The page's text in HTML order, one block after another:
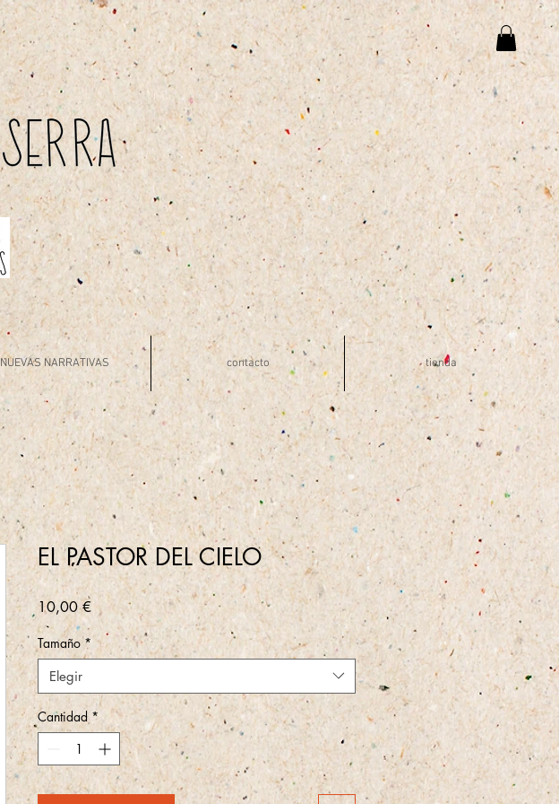
NUEVAS NARRATIVAS contacto tienda
EL PASTOR DEL CIELO
10,00 €Precio
Tamaño *
Elegir
Cantidad *